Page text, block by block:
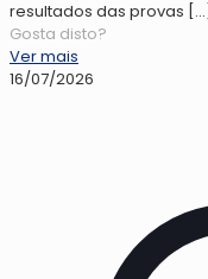
resultados das provas […]
Gosta disto?
Ver mais
16/07/2026